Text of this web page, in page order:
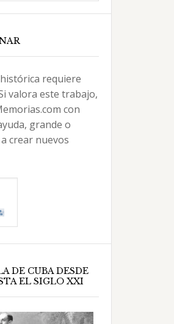
requiere
valora este trabajo,
con
grande o
crear nuevos
DE CUBA DESDE
EL SIGLO XXI